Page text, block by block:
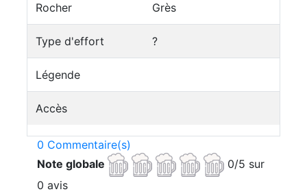
Rocher Grès
Type d'effort ?
Légende
Accès
0 Commentaire(s)
Note globale
0/5 sur
0 avis